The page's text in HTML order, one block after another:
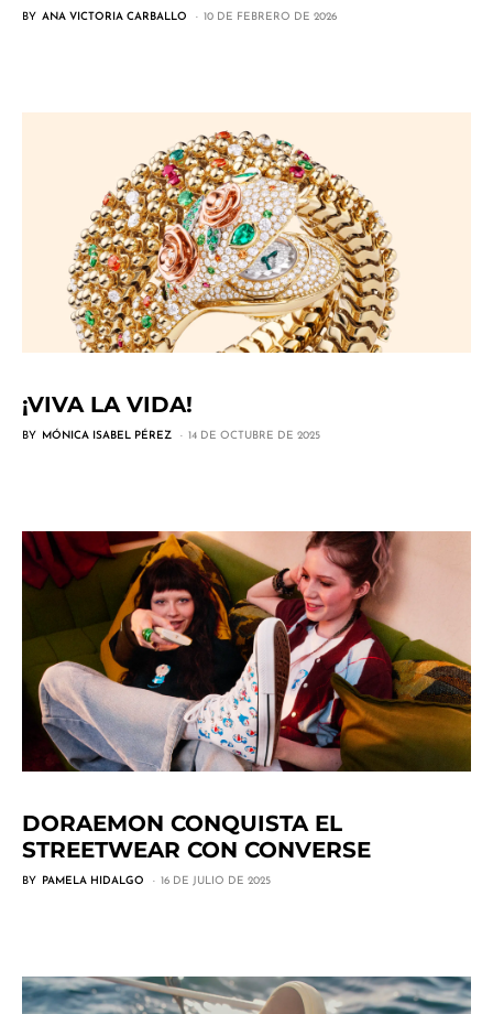
BY ANA VICTORIA CARBALLO 10 DE FEBRERO DE 2026
¡VIVA LA VIDA!
BY MÓNICA ISABEL PÉREZ 14 DE OCTUBRE DE 2025
DORAEMON CONQUISTA EL
STREETWEAR CON CONVERSE
BY PAMELA HIDALGO 16 DE JULIO DE 2025